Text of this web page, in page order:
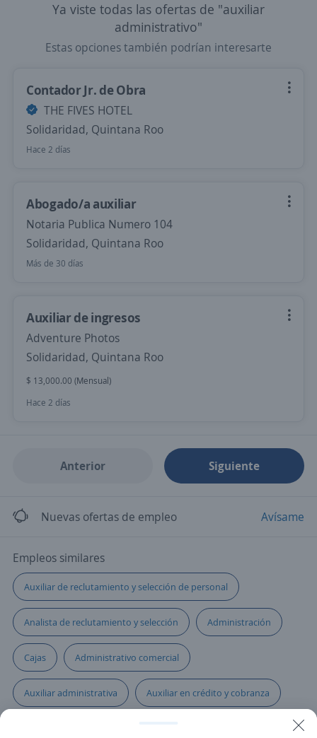
Ya viste todas las ofertas de "auxiliar
administrativo"
Estas opciones también podrían interesarte
Contador Jr. de Obra
THE FIVES HOTEL
Solidaridad, Quintana Roo
Hace 2 días
Abogado/a auxiliar
Notaria Publica Numero 104
Solidaridad, Quintana Roo
Más de 30 días
Auxiliar de ingresos
Adventure Photos
Solidaridad, Quintana Roo
$ 13,000.00 (Mensual)
Hace 2 días
Anterior Siguiente
Nuevas ofertas de empleo Avísame
Empleos similares
Auxiliar de reclutamiento y selección de personal
Analista de reclutamiento y selección Administración
Cajas Administrativo comercial
Auxiliar administrativa Auxiliar en crédito y cobranza